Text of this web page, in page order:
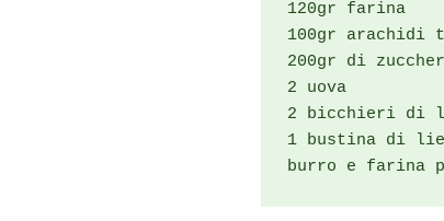
120gr farina
100gr arachidi
200gr di
2 uova
2 bicchieri di
1 bustina di
burro e farina